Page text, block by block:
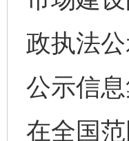
政执法
公示信
在全国